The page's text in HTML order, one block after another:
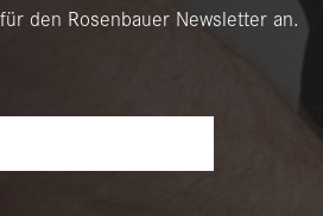
den Rosenbauer Newsletter an.